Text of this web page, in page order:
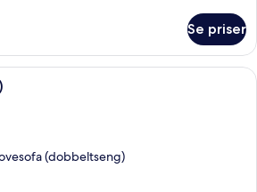
Se priser
Et hotelværelse med en seng, et
(dobbeltseng)